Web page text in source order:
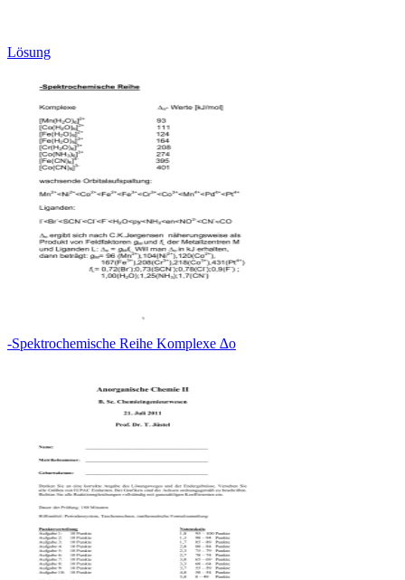
Lösung
-Spektrochemische Reihe Komplexe ∆o